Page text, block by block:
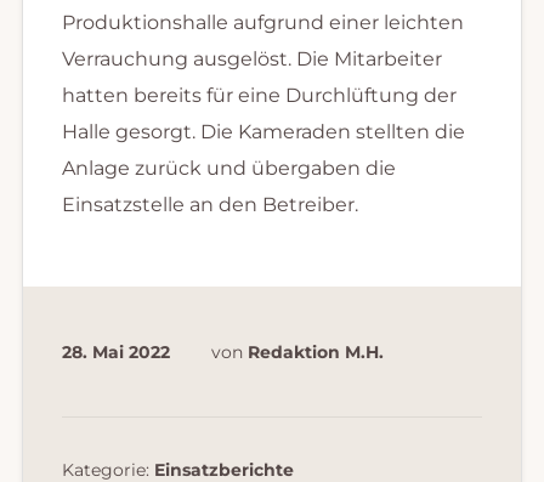
Produktionshalle aufgrund einer leichten
Verrauchung ausgelöst. Die Mitarbeiter
hatten bereits für eine Durchlüftung der
Halle gesorgt. Die Kameraden stellten die
Anlage zurück und übergaben die
Einsatzstelle an den Betreiber.
28. Mai 2022 von Redaktion M.H.
Kategorie: Einsatzberichte